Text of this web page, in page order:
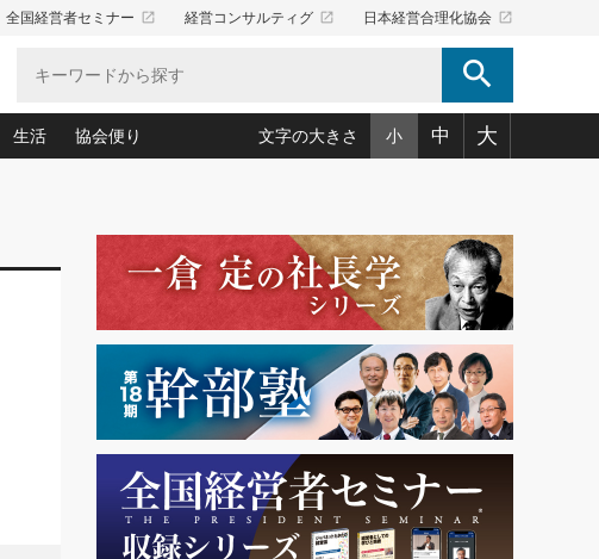
全国経営者セミナー launch 経営コンサルティグ launch 日本経営合理化協会 launch
search
第86回 「言葉狩り」
もっとみる
たいこと(34)
(12)
ェルビーイング経営入
(100)
善(174)
したいと思われる 気配りの達人(127)
識と新常識(57)
！ 社員教育の決め手(203)
業の人育て」(38)
がる！ワンランク上の手紙・メール術(100)
学ぶ 不況は会社守成の好機(38)
「社長の人間力の磨き方」(86)
名言の教え 東洋思想に学ぶ経営学(132)
す“十八史略”(30)
生活
おのころ心平の ──社長のための「か・ら・だマネジメント」
デジタルＡＶを味方に！新・仕事術(180)
リーダー脳の鍛え方(32)
ワインを楽しむ基礎レッスン(12)
必読！社長が読むべき今月の4冊(88)
眼と耳で楽しむ読書術(162)
社長の「氣」(30)
米国スポーツ・ビジネスに学ぶ心理学(98)
協会便り
「愛読者通信」著者インタビュー(44)
ビジネス見聞録 経営ニュース(100)
作間信司の経営無形庵(けいえいむぎょうあん)(166)
繁栄への着眼点 牟田太陽(76)
講話を聞いて学ぼう 実学・耳学・磨く「ミミガク」のすすめ
(7)
文字の大きさ 小 中 大